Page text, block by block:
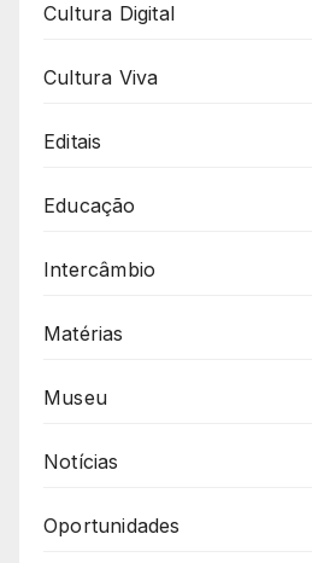
Cultura Digital
Cultura Viva
Editais
Educação
Intercâmbio
Matérias
Museu
Notícias
Oportunidades